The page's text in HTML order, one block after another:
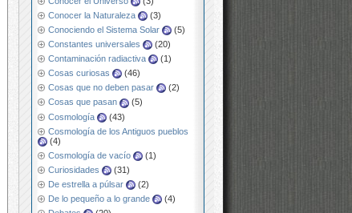
Conocer la Naturaleza
(3)
Conociendo el Sistema Solar
(5)
Constantes universales
(20)
Contaminación radiactiva
(1)
Cosas curiosas
(46)
Cosas que no deben pasar
(2)
Cosas que pasan
(5)
Cosmología
(43)
Cosmología de los Antiguos pueblos
(4)
Cosmología de vacío
(1)
Curiosidades
(31)
De estrella a púlsar
(2)
De lo pequeño a lo grande
(4)